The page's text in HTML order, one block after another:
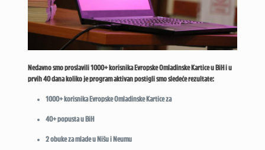
Nedavno smo proslavili 1000+ korisnika Evropske Omladinske Kartice u BiH i u
prvih 40 dana koliko je program aktivan postigli smo sledeće rezultate:
1000+ korisnika Evropske Omladinske Kartice za
40+ popusta u BiH
2 obuke za mlade u Nišu i Neumu